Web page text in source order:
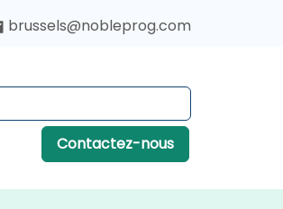
brussels@nobleprog.com
Contactez-nous